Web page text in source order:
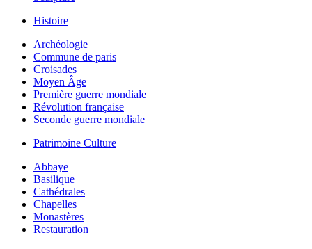
Histoire
Archéologie
Commune de paris
Croisades
Moyen Âge
Première guerre mondiale
Révolution française
Seconde guerre mondiale
Patrimoine Culture
Abbaye
Basilique
Cathédrales
Chapelles
Monastères
Restauration